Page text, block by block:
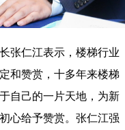
仁江表示，楼梯行业
和赞赏，十多年来楼梯
自己的一片天地，为新
心给予赞赏。张仁江强